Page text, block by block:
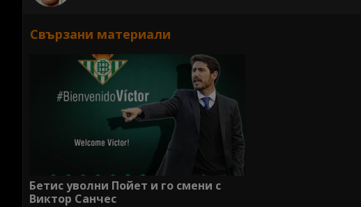
Свързани материали
Бетис уволни Пойет и го смени с
Виктор Санчес